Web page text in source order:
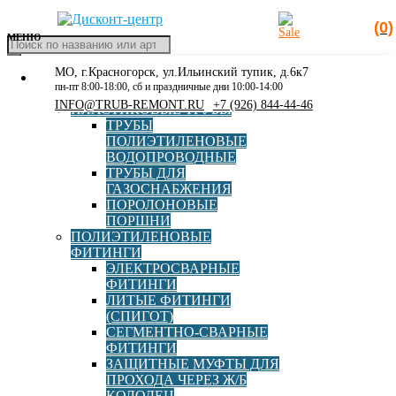
(0)
Поиск
товаров
МЕНЮ
КАТАЛОГ
РАСПРОДАЖА
ПЛАСТИКОВЫЕ ТРУБЫ
ТРУБЫ
ПОЛИЭТИЛЕНОВЫЕ
ВОДОПРОВОДНЫЕ
ТРУБЫ ДЛЯ
ГАЗОСНАБЖЕНИЯ
ПОРОЛОНОВЫЕ
ПОРШНИ
ПОЛИЭТИЛЕНОВЫЕ
ФИТИНГИ
ЭЛЕКТРОСВАРНЫЕ
ФИТИНГИ
ЛИТЫЕ ФИТИНГИ
(СПИГОТ)
СЕГМЕНТНО-СВАРНЫЕ
ФИТИНГИ
ЗАЩИТНЫЕ МУФТЫ ДЛЯ
ПРОХОДА ЧЕРЕЗ Ж/Б
МО, г.Красногорск, ул.Ильинский тупик, д.6к7
пн-пт 8:00-18:00, сб и праздничные дни 10:00-14:00
INFO@TRUB-REMONT.RU +7 (926) 844-44-46
Главная »2 04 01 16 0355-000
2 04 01 16 0355-000
Муфта электросварная d355 SDR11
Цена по запросу Подробнее
Фильтр